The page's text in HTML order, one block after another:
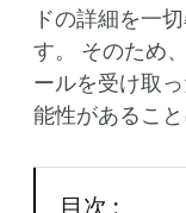
ドの詳細を一
す。 そのため
ールを受け取
能性があること
目次 :